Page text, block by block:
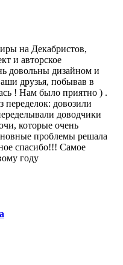
на Декабристов,
и авторское
довольны дизайном и
друзья, побывав в
! Нам было приятно ) .
переделок: довозили
доводчики
которые очень
проблемы решала
спасибо!!! Самое
году